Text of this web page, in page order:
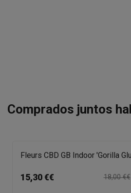
Comprados juntos
Fleurs CBD GB Indoor 'Gorilla
15,30 €€ 18,00 €€